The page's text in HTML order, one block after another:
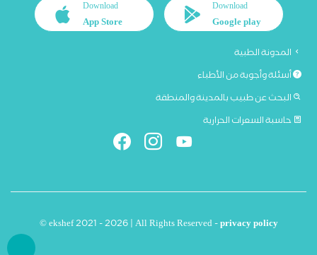
Download
Google play
Download
App Store
المدونة الطبية
أسئلة وأجوبة من الأطباء
البحث عن طبيب بالمدينة والمنطقة
حاسبة السعرات الحرارية
© ekshef 2021 - 2026 | All Rights Reserved -privacy policy